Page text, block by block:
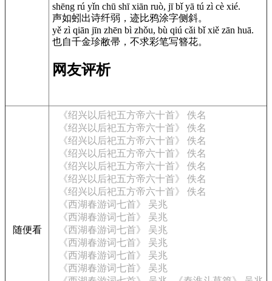
shēng rú yǐn chū shī xiān ruò, jī bǐ yā tú zì cè xié.
声如蚓出诗纤弱，迹比鸦涂字侧斜。
yě zì qiān jīn zhēn bì zhǒu, bù qiú cǎi bǐ xiě zān huā.
也自千金珍敝帚，不求彩笔写簪花。
网友评析
随便看
《绍兴以后祀五方帝六十首》 佚名
《绍兴以后祀五方帝六十首》 佚名
《绍兴以后祀五方帝六十首》 佚名
《绍兴以后祀五方帝六十首》 佚名
《绍兴以后祀五方帝六十首》 佚名
《绍兴以后祀五方帝六十首》 佚名
《绍兴以后祀五方帝六十首》 佚名
《西湖春游词七首》 吴兆
《西湖春游词七首》 吴兆
《西湖春游词七首》 吴兆
《西湖春游词七首》 吴兆
《西湖春游词七首》 吴兆
《西湖春游词七首》 吴兆